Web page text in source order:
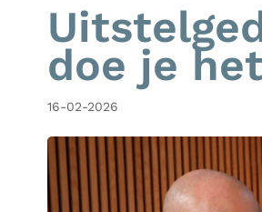
doe je het
16-02-2026